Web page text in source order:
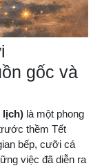
gốc và
lịch) là một phong
thềm Tết
bếp, cưỡi cá
việc đã diễn ra